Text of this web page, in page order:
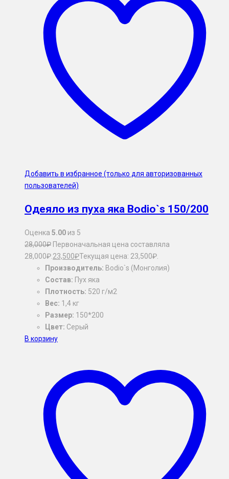
Добавить в избранное (только для авторизованных
пользователей)
Одеяло из пуха яка Bodio`s 150/200
Оценка 5.00 из 5
28,000₽ Первоначальная цена составляла
28,000₽.23,500₽Текущая цена: 23,500₽.
Производитель: Bodio`s (Монголия)
Состав: Пух яка
Плотность: 520 г/м2
Вес: 1,4 кг
Размер: 150*200
Цвет: Серый
В корзину